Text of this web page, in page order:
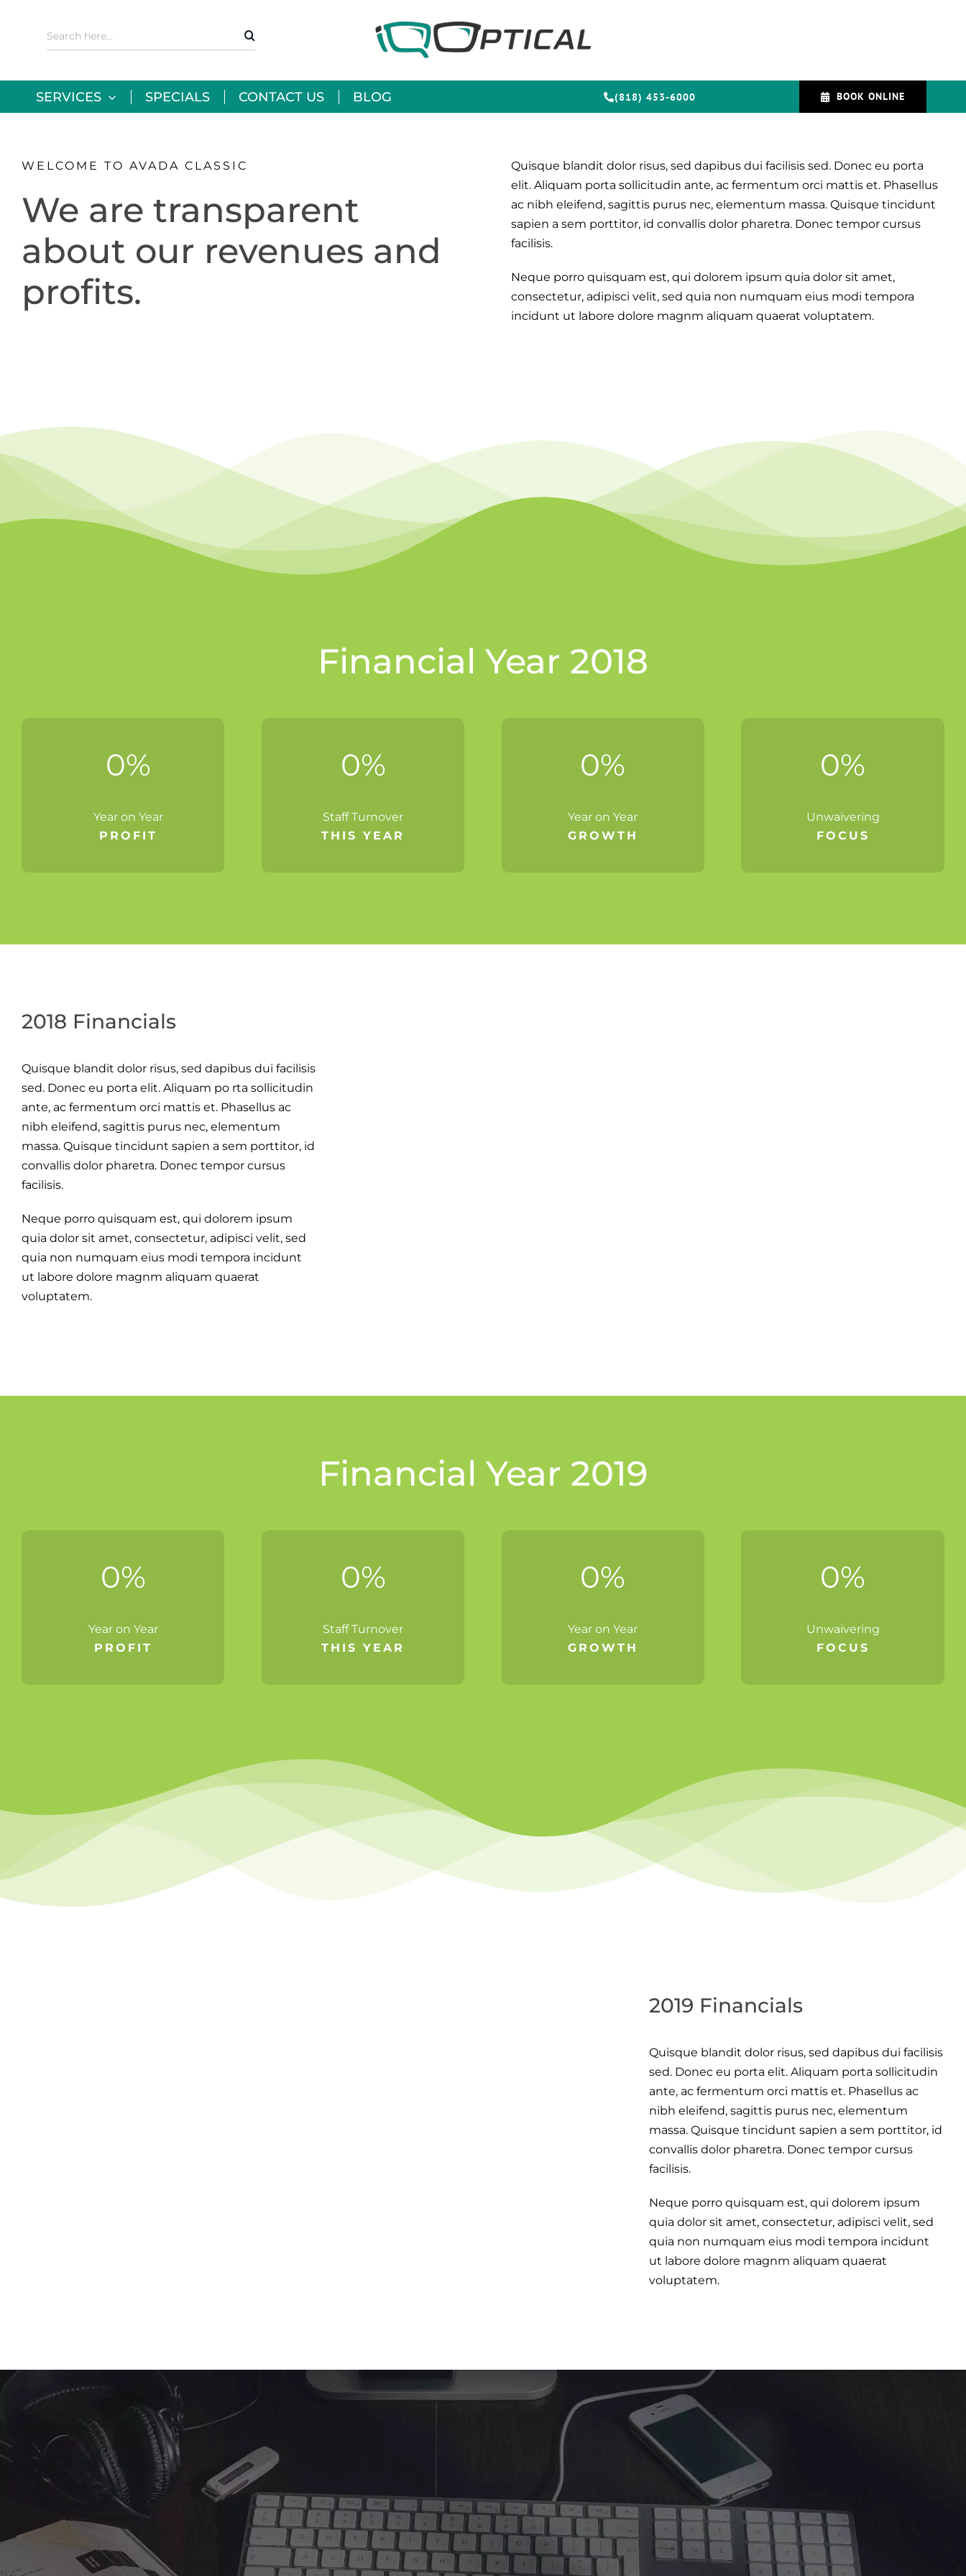
Search
SERVICES SPECIALS CONTACT US BLOG (818) 453-6000 BOOK ONLINE
WELCOME TO AVADA CLASSIC
We are transparent
about our revenues and
profits.
Quisque blandit dolor risus, sed dapibus dui facilisis sed. Donec eu porta
elit. Aliquam porta sollicitudin ante, ac fermentum orci mattis et. Phasellus
ac nibh eleifend, sagittis purus nec, elementum massa. Quisque tincidunt
sapien a sem porttitor, id convallis dolor pharetra. Donec tempor cursus
facilisis.
Neque porro quisquam est, qui dolorem ipsum quia dolor sit amet,
consectetur, adipisci velit, sed quia non numquam eius modi tempora
incidunt ut labore dolore magnm aliquam quaerat voluptatem.
Financial Year 2018
0%
Year on Year
PROFIT
0%
Staff Turnover
THIS YEAR
0%
Year on Year
GROWTH
0%
Unwaivering
FOCUS
2018 Financials
Quisque blandit dolor risus, sed dapibus dui facilisis
sed. Donec eu porta elit. Aliquam po rta sollicitudin
ante, ac fermentum orci mattis et. Phasellus ac
nibh eleifend, sagittis purus nec, elementum
massa. Quisque tincidunt sapien a sem porttitor, id
convallis dolor pharetra. Donec tempor cursus
facilisis.
Neque porro quisquam est, qui dolorem ipsum
quia dolor sit amet, consectetur, adipisci velit, sed
quia non numquam eius modi tempora incidunt
ut labore dolore magnm aliquam quaerat
voluptatem.
Financial Year 2019
0%
Year on Year
PROFIT
0%
Staff Turnover
THIS YEAR
0%
Year on Year
GROWTH
0%
Unwaivering
FOCUS
2019 Financials
Quisque blandit dolor risus, sed dapibus dui facilisis
sed. Donec eu porta elit. Aliquam porta sollicitudin
ante, ac fermentum orci mattis et. Phasellus ac
nibh eleifend, sagittis purus nec, elementum
massa. Quisque tincidunt sapien a sem porttitor, id
convallis dolor pharetra. Donec tempor cursus
facilisis.
Neque porro quisquam est, qui dolorem ipsum
quia dolor sit amet, consectetur, adipisci velit, sed
quia non numquam eius modi tempora incidunt
ut labore dolore magnm aliquam quaerat
voluptatem.